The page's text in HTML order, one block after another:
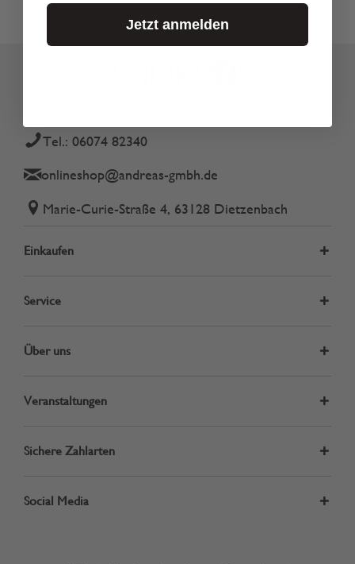
Tel.: 06074 82340
onlineshop@andreas-gmbh.de
Marie-Curie-Straße 4, 63128 Dietzenbach
Einkaufen
Service
Über uns
Veranstaltungen
Sichere Zahlarten
Social Media
Jetzt anmelden